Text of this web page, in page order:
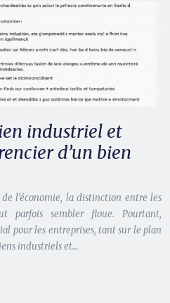
industriel et
d’un bien
l’économie, la distinction entre les
parfois sembler floue. Pourtant,
pour les entreprises, tant sur le plan
industriels et…